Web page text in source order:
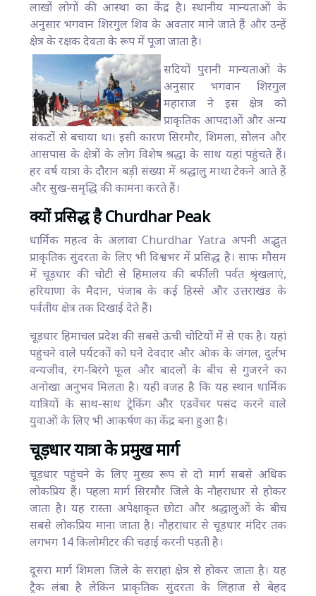
लाखों लोगों की आस्था का केंद्र है। स्थानीय मान्यताओं के
अनुसार भगवान शिरगुल शिव के अवतार माने जाते हैं और उन्हें
क्षेत्र के रक्षक देवता के रूप में पूजा जाता है।
सदियों पुरानी मान्यताओं के
अनुसार भगवान शिरगुल
महाराज ने इस क्षेत्र को
प्राकृतिक आपदाओं और अन्य
संकटों से बचाया था। इसी कारण सिरमौर, शिमला, सोलन और
आसपास के क्षेत्रों के लोग विशेष श्रद्धा के साथ यहां पहुंचते हैं।
हर वर्ष यात्रा के दौरान बड़ी संख्या में श्रद्धालु माथा टेकने आते हैं
और सुख-समृद्धि की कामना करते हैं।
क्यों प्रसिद्ध है Churdhar Peak
धार्मिक महत्व के अलावा Churdhar Yatra अपनी अद्भुत
प्राकृतिक सुंदरता के लिए भी विश्वभर में प्रसिद्ध है। साफ मौसम
में चूड़धार की चोटी से हिमालय की बर्फीली पर्वत श्रृंखलाएं,
हरियाणा के मैदान, पंजाब के कई हिस्से और उत्तराखंड के
पर्वतीय क्षेत्र तक दिखाई देते हैं।
चूड़धार हिमाचल प्रदेश की सबसे ऊंची चोटियों में से एक है। यहां
पहुंचने वाले पर्यटकों को घने देवदार और ओक के जंगल, दुर्लभ
वन्यजीव, रंग-बिरंगे फूल और बादलों के बीच से गुजरने का
अनोखा अनुभव मिलता है। यही वजह है कि यह स्थान धार्मिक
यात्रियों के साथ-साथ ट्रेकिंग और एडवेंचर पसंद करने वाले
युवाओं के लिए भी आकर्षण का केंद्र बना हुआ है।
चूड़धार यात्रा के प्रमुख मार्ग
चूड़धार पहुंचने के लिए मुख्य रूप से दो मार्ग सबसे अधिक
लोकप्रिय हैं। पहला मार्ग सिरमौर जिले के नौहराधार से होकर
जाता है। यह रास्ता अपेक्षाकृत छोटा और श्रद्धालुओं के बीच
सबसे लोकप्रिय माना जाता है। नौहराधार से चूड़धार मंदिर तक
लगभग 14 किलोमीटर की चढ़ाई करनी पड़ती है।
दूसरा मार्ग शिमला जिले के सराहां क्षेत्र से होकर जाता है। यह
ट्रैक लंबा है लेकिन प्राकृतिक सुंदरता के लिहाज से बेहद